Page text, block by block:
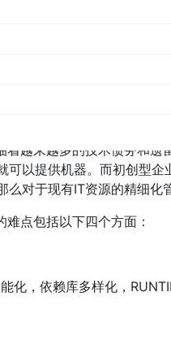
置管理数据库）困难且不
人员无法了解到应用上线
而言，业务上线后一旦
着越来越多的技术债务和
可以提供机器。而初创型
对于现有IT资源的精细化
点包括以下四个方面：
化，依赖库多样化，